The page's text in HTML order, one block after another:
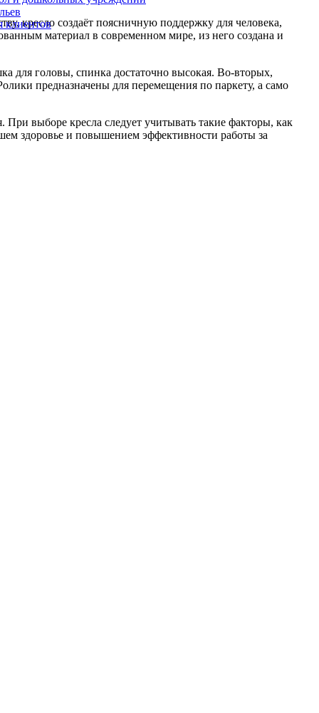
клиентов
кресло создаёт поясничную поддержку для человека,
материал в современном мире, из него создана и
для головы, спинка достаточно высокая. Во-вторых,
предназначены для перемещения по паркету, а само
При выборе кресла следует учитывать такие факторы, как
здоровье и повышением эффективности работы за